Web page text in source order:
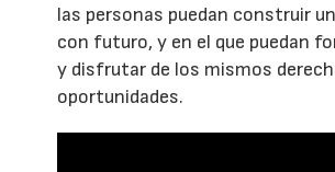
las personas puedan construir
con futuro, y en el que puedan
y disfrutar de los mismos
oportunidades.